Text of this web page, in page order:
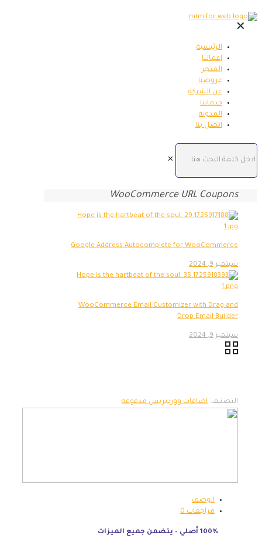
✕
الرئيسية
اعمالنا
المتجر
عروضنا
عن الشركة
خدماتنا
المدونة
اتصل بنا
✕
WooCommerce URL Coupons
Google Address Autocomplete for WooCommerce
سبتمبر 9, 2024
WooCommerce Email Customizer with Drag and
Drop Email Builder
سبتمبر 9, 2024
التصنيف: اضافات ووردبريس مدفوعه
الوصف
مراجعات0
100% أصلي – يتضمن جميع الميزات